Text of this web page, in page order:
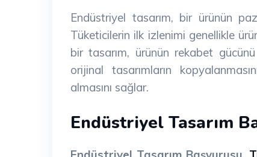
Endüstriyel tasarım, bir ürünün
Tüketicilerin ilk izlenimi genellikle
bir tasarım, ürünün rekabet gücünü
orijinal tasarımların
almasını sağlar.
Endüstriyel Tasarım